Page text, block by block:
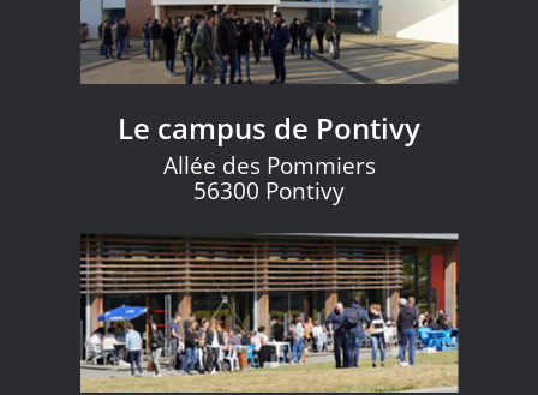
Le campus de Pontivy
Allée des Pommiers
56300 Pontivy